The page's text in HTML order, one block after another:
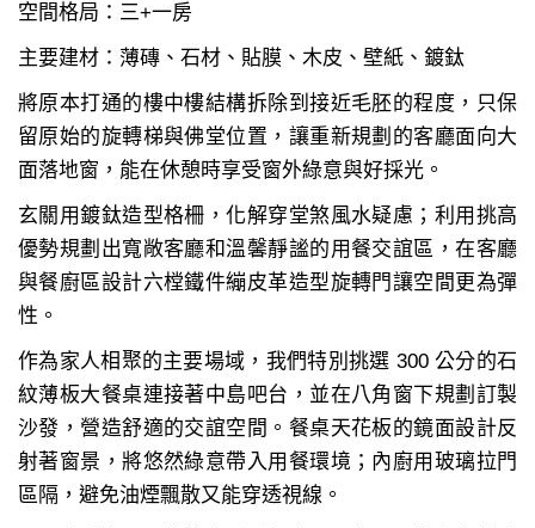
空間格局：三+一房
主要建材：薄磚、石材、貼膜、木皮、壁紙、鍍鈦
將原本打通的樓中樓結構拆除到接近毛胚的程度，只保
留原始的旋轉梯與佛堂位置，讓重新規劃的客廳面向大
面落地窗，能在休憩時享受窗外綠意與好採光。
玄關用鍍鈦造型格柵，化解穿堂煞風水疑慮；利用挑高
優勢規劃出寬敞客廳和溫馨靜謐的用餐交誼區，在客廳
與餐廚區設計六樘鐵件繃皮革造型旋轉門讓空間更為彈
性。
作為家人相聚的主要場域，我們特別挑選 300 公分的石
紋薄板大餐桌連接著中島吧台，並在八角窗下規劃訂製
沙發，營造舒適的交誼空間。餐桌天花板的鏡面設計反
射著窗景，將悠然綠意帶入用餐環境；內廚用玻璃拉門
區隔，避免油煙飄散又能穿透視線。